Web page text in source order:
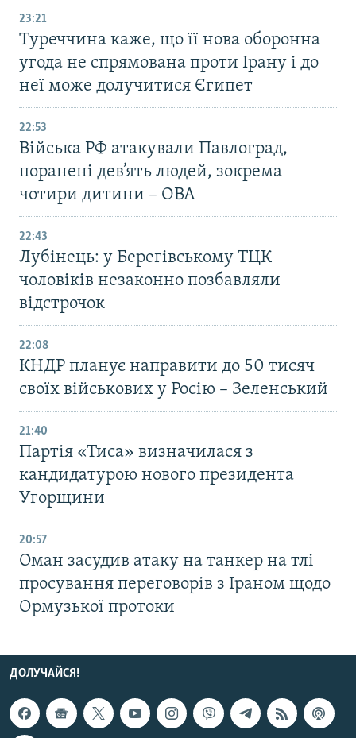
23:21
Туреччина каже, що її нова оборонна
угода не спрямована проти Ірану і до
неї може долучитися Єгипет
22:53
Війська РФ атакували Павлоград,
поранені дев’ять людей, зокрема
чотири дитини – ОВА
22:43
Лубінець: у Берегівському ТЦК
чоловіків незаконно позбавляли
відстрочок
22:08
КНДР планує направити до 50 тисяч
своїх військових у Росію – Зеленський
21:40
Партія «Тиса» визначилася з
кандидатурою нового президента
Угорщини
20:57
Оман засудив атаку на танкер на тлі
просування переговорів з Іраном щодо
Ормузької протоки
ДОЛУЧАЙСЯ!